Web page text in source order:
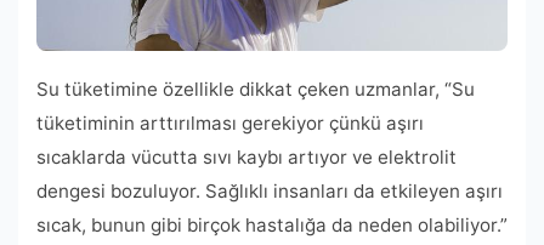
Su tüketimine özellikle dikkat çeken uzmanlar, “Su
tüketiminin arttırılması gerekiyor çünkü aşırı
sıcaklarda vücutta sıvı kaybı artıyor ve elektrolit
dengesi bozuluyor. Sağlıklı insanları da etkileyen aşırı
sıcak, bunun gibi birçok hastalığa da neden olabiliyor.”